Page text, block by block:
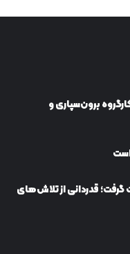
برون‌سپاری و
گرفت؛ قدردانی از تلاش‌های